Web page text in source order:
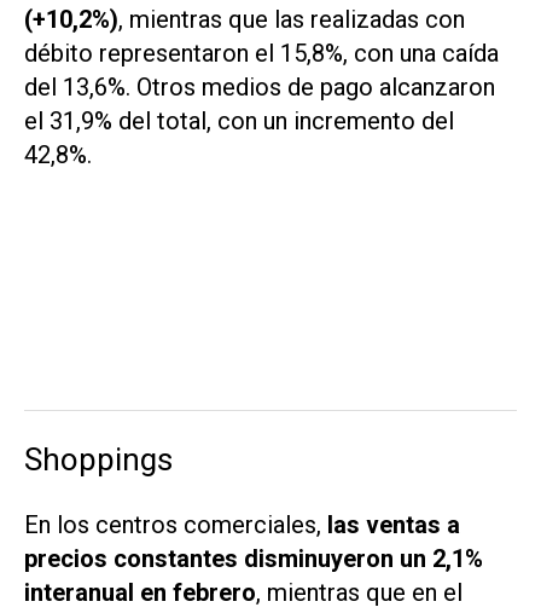
(+10,2%), mientras que las realizadas con
débito representaron el 15,8%, con una caída
del 13,6%. Otros medios de pago alcanzaron
el 31,9% del total, con un incremento del
42,8%.
Shoppings
En los centros comerciales, las ventas a
precios constantes disminuyeron un 2,1%
interanual en febrero, mientras que en el